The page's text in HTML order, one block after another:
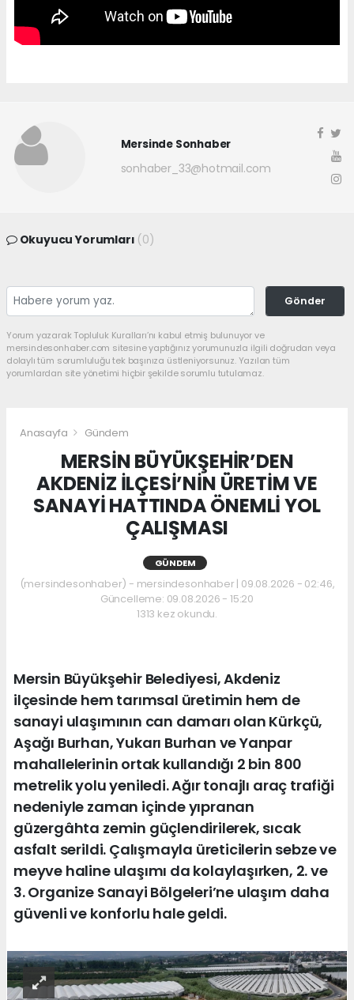
Mersinde Sonhaber
sonhaber_33@hotmail.com
Okuyucu Yorumları (0)
Gönder
Yorum yazarak Topluluk Kuralları’nı kabul etmiş bulunuyor ve
mersindesonhaber.com sitesine yaptığınız yorumunuzla ilgili doğrudan veya
dolaylı tüm sorumluluğu tek başınıza üstleniyorsunuz. Yazılan tüm
yorumlardan site yönetimi hiçbir şekilde sorumlu tutulamaz.
Anasayfa Gündem
MERSİN BÜYÜKŞEHİR’DEN
AKDENİZ İLÇESİ’NİN ÜRETİM VE
SANAYİ HATTINDA ÖNEMLİ YOL
ÇALIŞMASI
GÜNDEM
(mersindesonhaber) - mersindesonhaber | 09.08.2026 - 02:46,
Güncelleme: 09.08.2026 - 15:20
1313 kez okundu.
Mersin Büyükşehir Belediyesi, Akdeniz
ilçesinde hem tarımsal üretimin hem de
sanayi ulaşımının can damarı olan Kürkçü,
Aşağı Burhan, Yukarı Burhan ve Yanpar
mahallelerinin ortak kullandığı 2 bin 800
metrelik yolu yeniledi. Ağır tonajlı araç trafiği
nedeniyle zaman içinde yıpranan
güzergâhta zemin güçlendirilerek, sıcak
asfalt serildi. Çalışmayla üreticilerin sebze ve
meyve haline ulaşımı da kolaylaşırken, 2. ve
3. Organize Sanayi Bölgeleri’ne ulaşım daha
güvenli ve konforlu hale geldi.